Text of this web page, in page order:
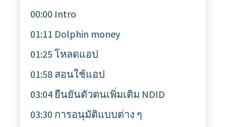
00:00 Intro
01:11 Dolphin money
01:25 โหลดแอป
01:58 สอนใช้แอป
03:04 ยืนยันตัวตนเพิ่มเติม NDID
03:30 การอนุมัติแบบต่าง ๆ